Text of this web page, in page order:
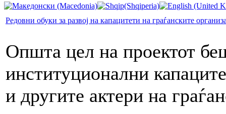
Редовни обуки за развој на капацитети на граѓанските
Општа цел на проектот
институционални
и другите актери на